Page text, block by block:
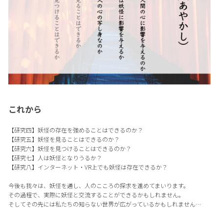
これから
【研究四】妖怪の存在を強めることはできるのか？
【研究五】妖怪を見ることはできるのか？
【研究六】妖怪を見つけることはできるのか？
【研究七】人は妖怪となりうるか？
【研究八】インターネット・VR上でも妖怪は存在できるか？
今後も我々は、妖怪を通し、人のこころの探求を進めてまいります。
その過程で、実際に妖怪と交流することができるかもしれません。
そしてその先には私たちの知らない世界が広がっているかもしれません…